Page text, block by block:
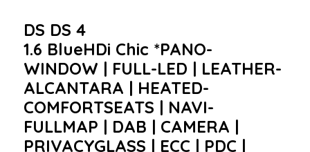
DS DS 4
1.6 BlueHDi Chic *PANO-
WINDOW | FULL-LED | LEATHER-
ALCANTARA | HEATED-
COMFORTSEATS | NAVI-
FULLMAP | DAB | CAMERA |
PRIVACYGLASS | ECC | PDC |